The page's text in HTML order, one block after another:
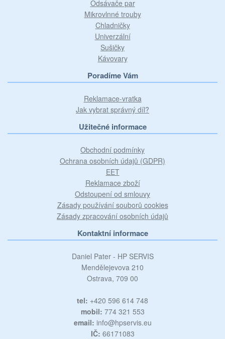
Odsávače par
Mikrovlnné trouby
Chladničky
Univerzální
Sušičky
Kávovary
Poradíme Vám
Reklamace-vratka
Jak vybrat správný díl?
Užitečné informace
Obchodní podmínky
Ochrana osobních údajů (GDPR)
EET
Reklamace zboží
Odstoupení od smlouvy
Zásady používání souborů cookies
Zásady zpracování osobních údajů
Kontaktní informace
Daniel Pater - HP SERVIS
Mendělejevova 210
Ostrava, 709 00
tel: +420 596 614 748
mobil: 774 321 553
email: info@hpservis.eu
IČ: 66171083